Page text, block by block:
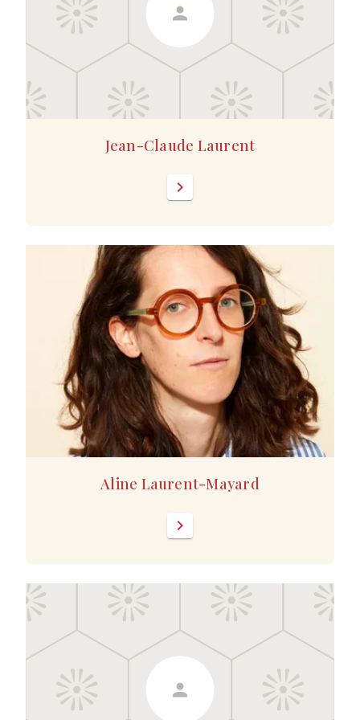
Jean-Claude Laurent
chevron_right
Aline Laurent-Mayard
chevron_right